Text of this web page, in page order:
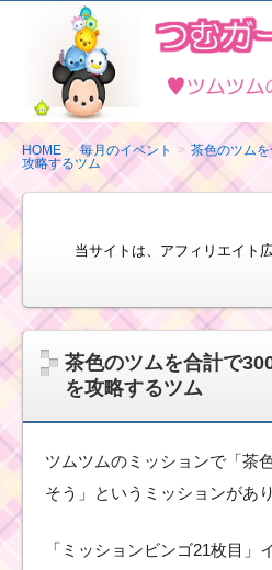
ム
ツ
ム
の
攻
略
び
方
HOME 毎月のイベント
茶色のツム
攻略するツム
当サイトは、アフィリエイト
茶色のツムを合計で
を攻略するツム
ツムツムのミッションで「茶
そう」というミッションがあり
「ミッションビンゴ21枚目」